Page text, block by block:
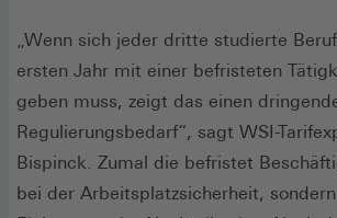
„Wenn sich jeder dritte studierte
ersten Jahr mit einer befristeten
geben muss, zeigt das einen
Regulierungsbedarf“, sagt WSI-
Bispinck. Zumal die befristet
bei der Arbeitsplatzsicherheit,